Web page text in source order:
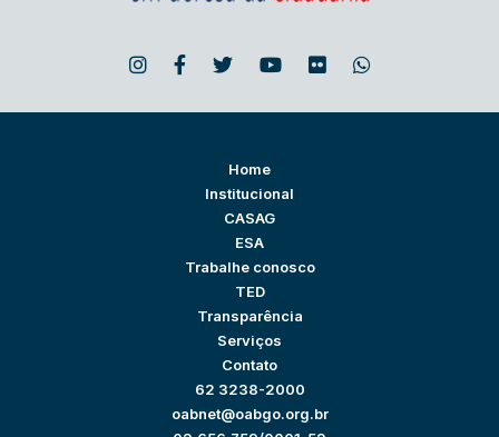
Home
Institucional
CASAG
ESA
Trabalhe conosco
TED
Transparência
Serviços
Contato
62 3238-2000
oabnet@oabgo.org.br